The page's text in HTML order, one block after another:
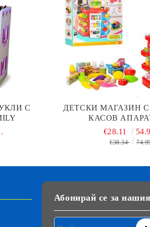
С
ДЕТСКИ МАГАЗИН
КАСОВ
€28.11
€38.34
Абонирай се за